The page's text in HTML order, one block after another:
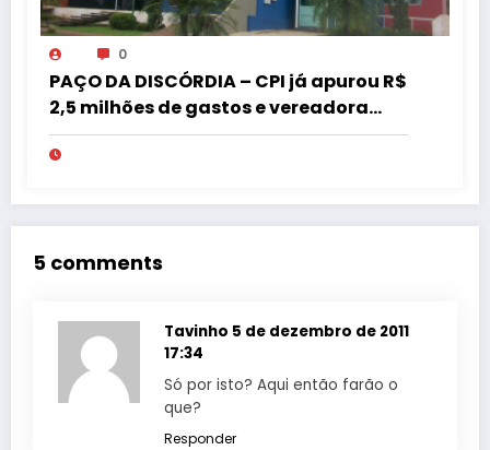
0
PAÇO DA DISCÓRDIA – CPI já apurou R$
2,5 milhões de gastos e vereadora
pede “acordo” para aprovar R$ 9,5
milhões
5 comments
Tavinho 5 de dezembro de 2011
17:34
Só por isto? Aqui então farão o
que?
Responder